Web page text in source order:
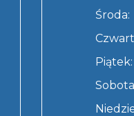
Środa:
Piątek: